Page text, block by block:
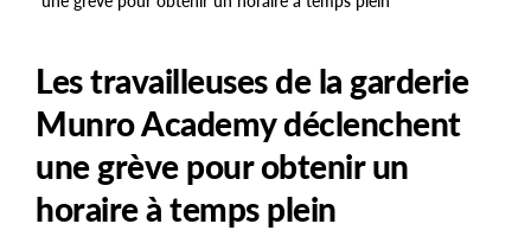
Les travailleuses de la garderie
Munro Academy déclenchent
une grève pour obtenir un
horaire à temps plein